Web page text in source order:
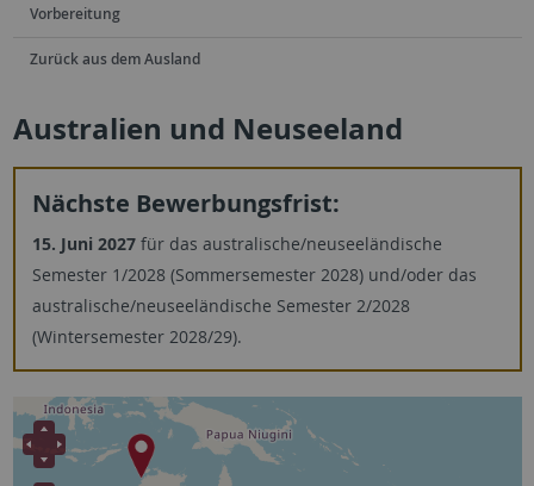
Vorbereitung
Zurück aus dem Ausland
Australien und Neuseeland
Nächste Bewerbungsfrist:
15. Juni 2027 für das australische/neuseeländische
Semester 1/2028 (Sommersemester 2028) und/oder das
australische/neuseeländische Semester 2/2028
(Wintersemester 2028/29).